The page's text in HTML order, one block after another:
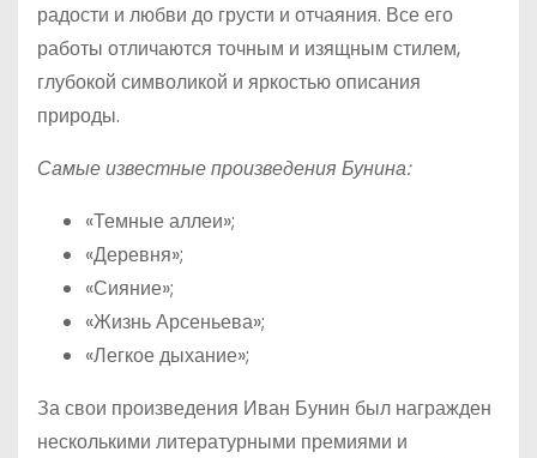
радости и любви до грусти и отчаяния. Все его
работы отличаются точным и изящным стилем,
глубокой символикой и яркостью описания
природы.
Самые известные произведения Бунина:
«Темные аллеи»;
«Деревня»;
«Сияние»;
«Жизнь Арсеньева»;
«Легкое дыхание»;
За свои произведения Иван Бунин был награжден
несколькими литературными премиями и